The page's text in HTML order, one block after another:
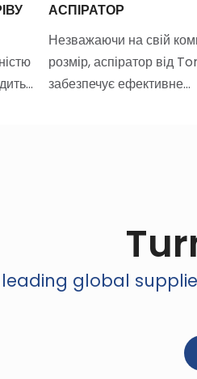
АСПІРАТОР
Незважаючи на свій
розмір, аспіратор від
забезпечує ефективне…
global